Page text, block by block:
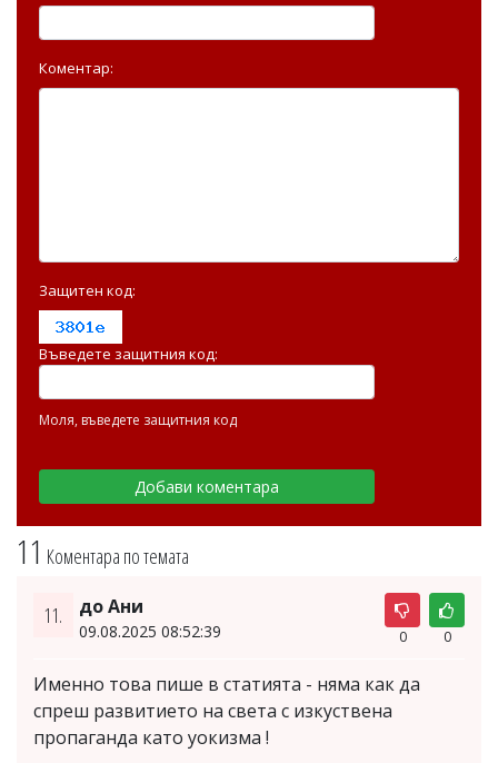
11 Коментара по темата
11. до Ани
09.08.2025 08:52:39 0 0
Именно това пише в статията - няма как да
спреш развитието на света с изкуствена
пропаганда като уокизма !
Коментар:
Защитен код:
Въведете защитния код:
Моля, въведете защитния код